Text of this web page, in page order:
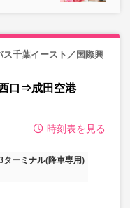
千葉イースト／国際興
口⇒成田空港
時刻表を見る
ターミナル(降車専用)